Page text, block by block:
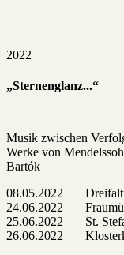
2022
„Sternenglanz...“
Musik zwischen
Werke von
Bartók
08.05.2022
24.06.2022
25.06.2022 St.
26.06.2022